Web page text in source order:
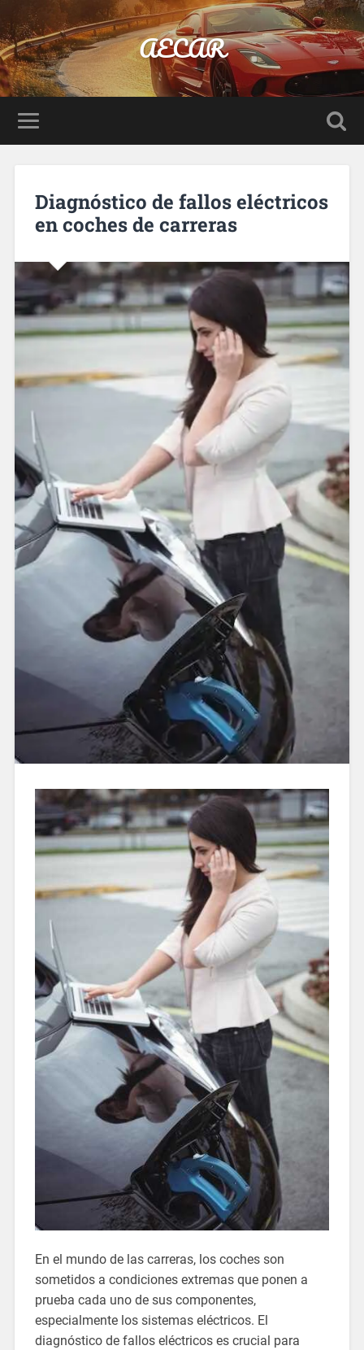
AECAR
Diagnóstico de fallos eléctricos
en coches de carreras
En el mundo de las carreras, los coches son
sometidos a condiciones extremas que ponen a
prueba cada uno de sus componentes,
especialmente los sistemas eléctricos. El
diagnóstico de fallos eléctricos es crucial para